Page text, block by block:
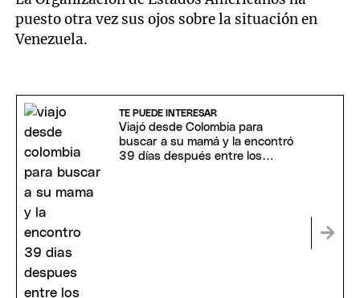
puesto otra vez sus ojos sobre la situación en
Venezuela.
TE PUEDE INTERESAR
Viajó desde Colombia para
buscar a su mamá y la encontró
39 días después entre los